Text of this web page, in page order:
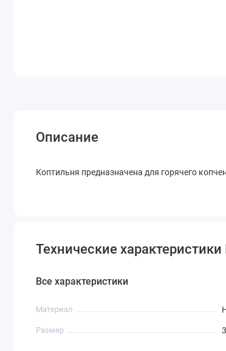
Описание
Коптильня предназначена для горячего
Технические
Все характеристики
Материал
Размер